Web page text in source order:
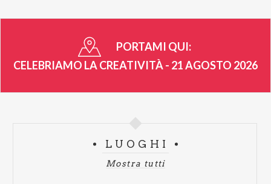
PORTAMI QUI:
CELEBRIAMO LA CREATIVITÀ - 21 AGOSTO 2026
LUOGHI
Mostra tutti